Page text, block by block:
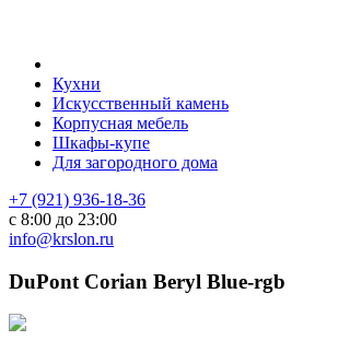
Кухни
Искусственный камень
Корпусная мебель
Шкафы-купе
Для загородного дома
+7 (921) 936-18-36
с 8:00 до 23:00
info@krslon.ru
DuPont Corian Beryl Blue-rgb